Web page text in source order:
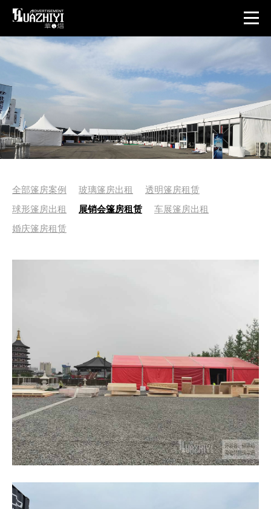
全部篷房案例 玻璃篷房出租
透明篷房租赁
球形篷房出租
展销会篷房租赁
车展篷房出租
婚庆篷房租赁